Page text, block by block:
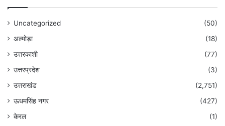
Uncategorized
(50)
अल्मोड़ा
(18)
उत्तरकाशी
(77)
उत्तरप्रदेश
(3)
उत्तराखंड
(2,751)
ऊधमसिंह नगर
(427)
केरल
(1)